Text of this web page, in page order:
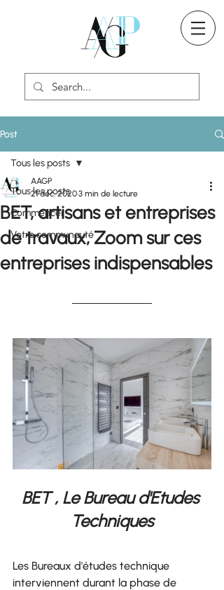
Post
Tous les posts
Commencer
Votre communauté
Tous les posts
BET, artisans et entreprises
de travaux, Zoom sur ces
entreprises indispensables
AAGP
21 déc. 20203 min de lecture
BET , Le Bureau d'Etudes
Techniques
Les Bureaux d'études technique
interviennent durant la phase de